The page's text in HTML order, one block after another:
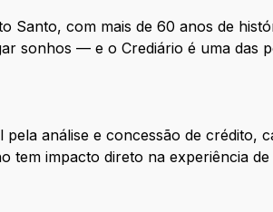
Santo, com mais de 60 anos de
sonhos — e o Crediário é uma das
análise e concessão de crédito,
tem impacto direto na experiência